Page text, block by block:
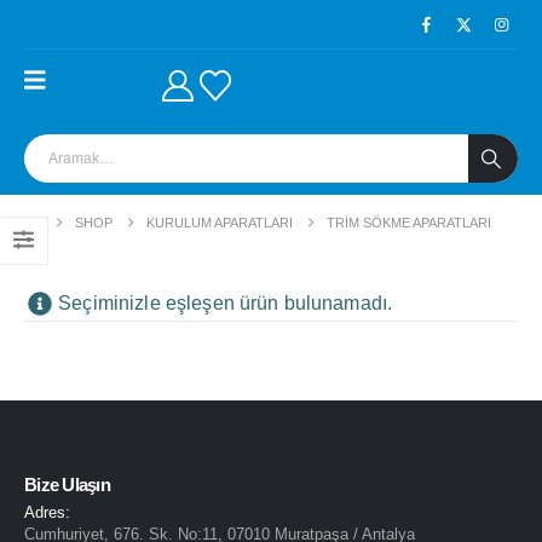
SHOP KURULUM APARATLARI TRIM SÖKME APARATLARI
Seçiminizle eşleşen ürün bulunamadı.
Bize Ulaşın
Adres:
Cumhuriyet, 676. Sk. No:11, 07010 Muratpaşa / Antalya